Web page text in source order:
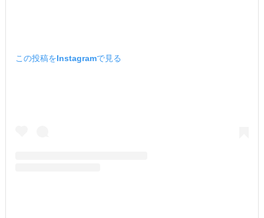
この投稿をInstagramで見る